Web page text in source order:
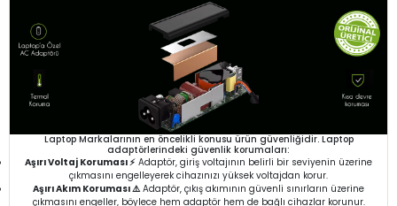
Laptop Markalarının en öncelikli konusu ürün güvenliğidir. Laptop
adaptörlerindeki güvenlik korumaları:
Aşırı Voltaj Koruması ⚡ Adaptör, giriş voltajının belirli bir seviyenin üzerine
çıkmasını engelleyerek cihazınızı yüksek voltajdan korur.
Aşırı Akım Koruması ⚠️Adaptör, çıkış akımının güvenli sınırların üzerine
çıkmasını engeller, böylece hem adaptör hem de bağlı cihazlar korunur.